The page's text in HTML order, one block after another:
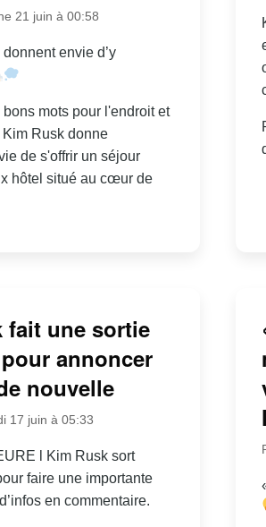
21 juin à 00:58
envie d’y
mots pour l'endroit et
Rusk donne
de s'offrir un séjour
hôtel situé au cœur de
fait une sortie
annoncer
nouvelle
17 juin à 05:33
l Kim Rusk sort
faire une importante
en commentaire.